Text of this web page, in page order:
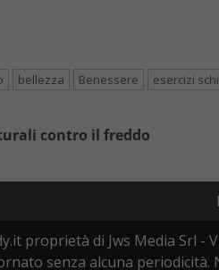
bellezza Benessere esercizi
contro il freddo
proprietà di Jws Media Srl -
senza alcuna